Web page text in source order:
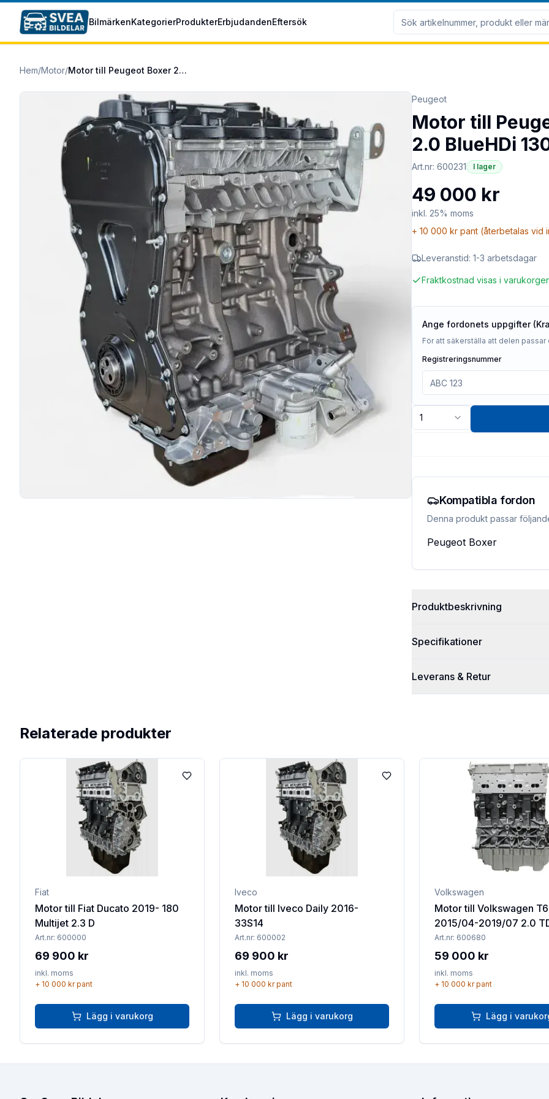
Hoppa till huvudinnehåll
BilmärkenKategorierProdukterErbjudandenEftersök
Hem/Motor/ Motor till Peugeot Boxer 2015/07-2019/09 2.0 BlueHDi 130 4x4
Peugeot
Motor till
2.0 BlueHDi
Art.nr: 600231 I lager
49 000 kr
inkl. 25% moms
+ 10 000 kr pant (återbetalas vid
Leveranstid: 1-3 arbetsdagar
Fraktkostnad visas i
Ange fordonets uppgifter
För att säkerställa att delen
Registreringsnummer
1
Kompatibla fordon
Denna produkt passar
Peugeot Boxer
Produktbeskrivning
Specifikationer
Leverans & Retur
Relaterade produkter
Lägg till i favoriter
Fiat
Motor till Fiat Ducato 2019- 180
Multijet 2.3 D
Art.nr: 600000
69 900 kr
inkl. moms
+ 10 000 krpant
Lägg i varukorg
Lägg till i favoriter
Iveco
Motor till Iveco Daily 2016-
33S14
Art.nr: 600002
69 900 kr
inkl. moms
+ 10 000 krpant
Lägg i varukorg
Volkswagen
Motor till Volkswagen T6
2015/04-2019/07 2.0
Art.nr: 600680
59 000 kr
inkl. moms
+ 10 000 krpant
Lägg i